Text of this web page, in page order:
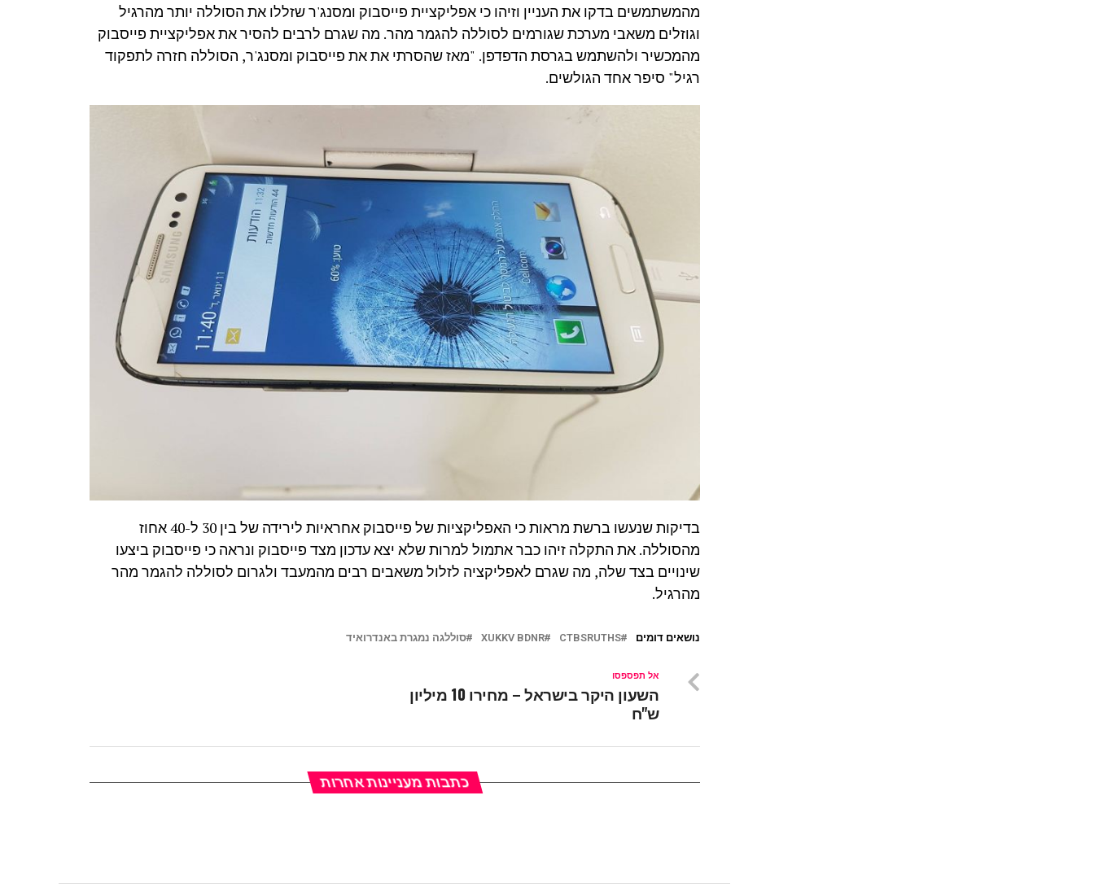
מהמשתמשים בדקו את העניין וזיהו כי אפליקציית פייסבוק ומסנג'ר שזללו את הסוללה יותר מהרגיל
וגוזלים משאבי מערכת שגורמים לסוללה להגמר מהר. מה שגרם לרבים להסיר את אפליקציית פייסבוק
מהמכשיר ולהשתמש בגרסת הדפדפן. "מאז שהסרתי את את פייסבוק ומסנג'ר, הסוללה חזרה לתפקוד
רגיל" סיפר אחד הגולשים.
בדיקות שנעשו ברשת מראות כי האפליקציות של פייסבוק אחראיות לירידה של בין 30 ל-40 אחוז
מהסוללה. את התקלה זיהו כבר אתמול למרות שלא יצא עדכון מצד פייסבוק ונראה כי פייסבוק ביצעו
שינויים בצד שלה, מה שגרם לאפליקציה לזלול משאבים רבים מהמעבד ולגרום לסוללה להגמר מהר
מהרגיל.
נושאים דומים CTBSRUTHS
XUKKV BDNR סוללגה נמגרת באנדרואיד
אל תפספסו
השעון היקר בישראל – מחירו 10 מיליון
ש"ח
כתבות מעניינות אחרות